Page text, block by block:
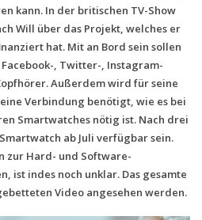
kann. In der britischen TV-Show
Will über das Projekt, welches er
hat. Mit an Bord sein sollen
, Twitter-, Instagram-
Außerdem wird für seine
Verbindung benötigt, wie es bei
Smartwatches nötig ist. Nach drei
ab Juli verfügbar sein.
zur Hard- und Software-
ist indes noch unklar. Das gesamte
Video angesehen werden.